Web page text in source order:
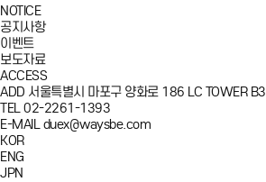
NOTICE
공지사항
이벤트
보도자료
ACCESS
ADD 서울특별시 마포구 양화로 186 LC TOWER B3
TEL02-2261-1393
E-MAIL duex@waysbe.com
KOR
ENG
JPN